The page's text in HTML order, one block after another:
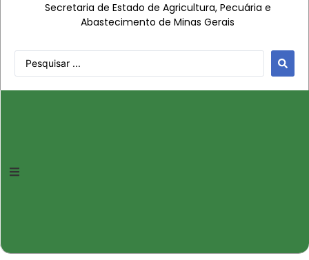
Secretaria de Estado de Agricultura, Pecuária e
Abastecimento de Minas Gerais